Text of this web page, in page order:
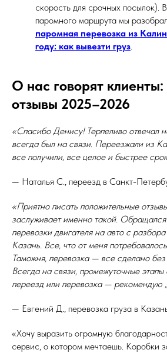
скорость для срочных посылок).
паромного маршрута мы
паромная перевозка из
году: как вывезти груз.
О нас говорят
отзывы 2025–2026
«Спасибо Денису! Терпеливо отвечал
всегда был на связи. Переезжали из
все получили, все целое и быстрее
— Наталья С., переезд в Санкт-
«Приятно писать положительные
заслуживает именно такой.
перевозки двигателя на авто с
Казань. Все, что от меня
Таможня, перевозка — все сделано без
Всегда на связи, промежуточные
переезд или перевозка — рекомендую
— Евгений Д., перевозка груза в
«Хочу выразить огромную
сервис, о котором мечтаешь. Коробки